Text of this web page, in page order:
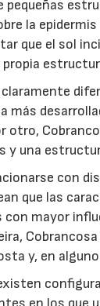
la
que el sol
más
otro,
y una
con
que las
mayor
y, en